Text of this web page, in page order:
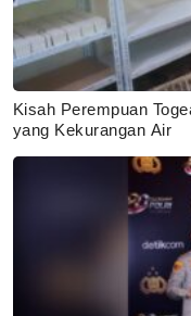
Kisah Perempuan
yang Kekurangan Air